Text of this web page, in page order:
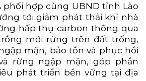
phối hợp cùng UBND tỉnh Lào
tới giảm phát thải khí nhà
hấp thụ carbon thông qua
mới rừng trên đất trống,
mặn, bảo tồn và phục hồi
rừng ngập mặn, góp phần
phát triển bền vững tại địa